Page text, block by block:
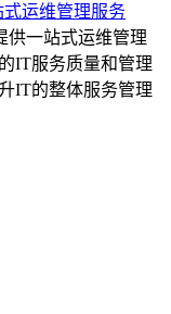
运维管理服务
供一站式运维管理
IT服务质量和管理
IT的整体服务管理